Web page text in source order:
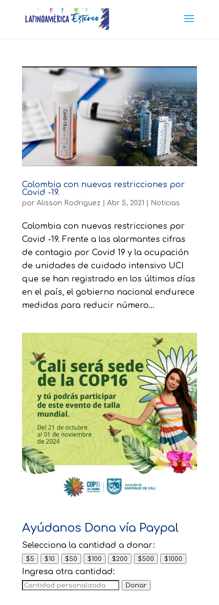
Colombia con nuevas restricciones por
Covid -19.
por Alisson Rodriguez Abr 5, 2021 Noticias
Colombia con nuevas restricciones por
Covid -19. Frente a las alarmantes cifras
de contagio por Covid 19 y la ocupación
de unidades de cuidado intensivo UCI
que se han registrado en los últimos días
en el país, el gobierno nacional endurece
medidas para reducir número...
Ayúdanos Dona vía Paypal
Selecciona la cantidad a donar:
$5 $10 $50 $100 $200 $500 $1000
Ingresa otra cantidad:
Donar